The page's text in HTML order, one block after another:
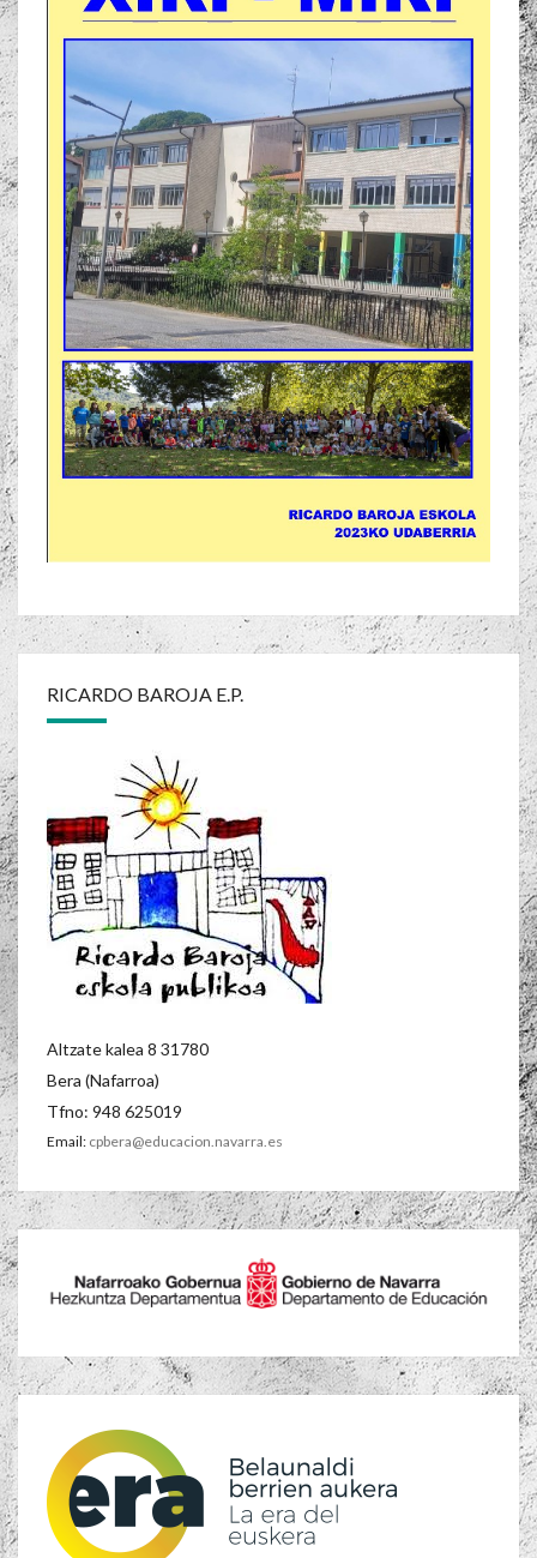
RICARDO BAROJA E.P.
Altzate kalea 8 31780
Bera (Nafarroa)
Tfno: 948 625019
Email: cpbera@educacion.navarra.es